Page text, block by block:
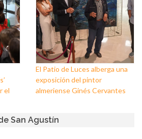
el
El Patio de Luces alberga una
exposición del pintor
almeriense Ginés Cervantes
San Agustín